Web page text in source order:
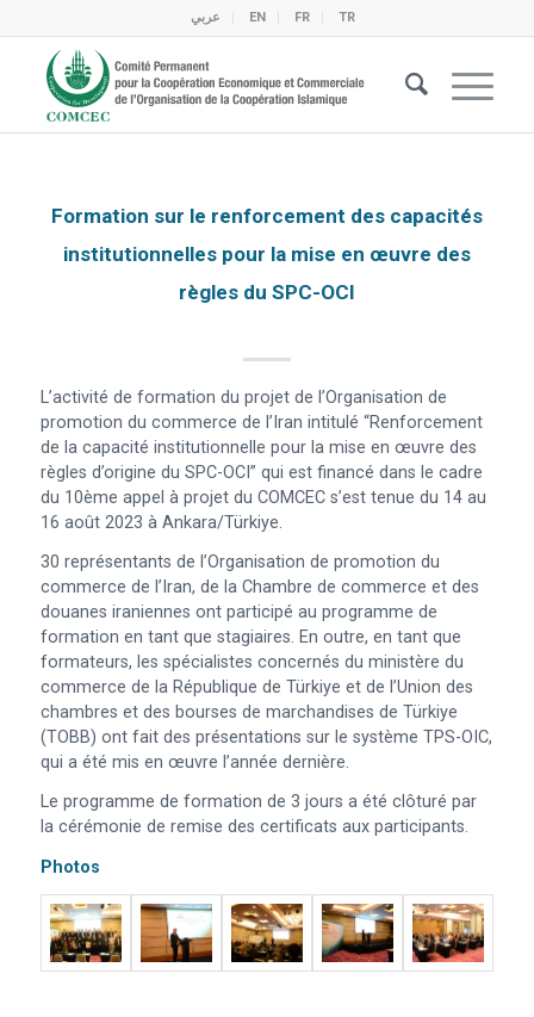
عربي EN FR TR
Formation sur le renforcement des capacités
institutionnelles pour la mise en œuvre des
règles du SPC-OCI
L’activité de formation du projet de l’Organisation de
promotion du commerce de l’Iran intitulé “Renforcement
de la capacité institutionnelle pour la mise en œuvre des
règles d’origine du SPC-OCI” qui est financé dans le cadre
du 10ème appel à projet du COMCEC s’est tenue du 14 au
16 août 2023 à Ankara/Türkiye.
30 représentants de l’Organisation de promotion du
commerce de l’Iran, de la Chambre de commerce et des
douanes iraniennes ont participé au programme de
formation en tant que stagiaires. En outre, en tant que
formateurs, les spécialistes concernés du ministère du
commerce de la République de Türkiye et de l’Union des
chambres et des bourses de marchandises de Türkiye
(TOBB) ont fait des présentations sur le système TPS-OIC,
qui a été mis en œuvre l’année dernière.
Le programme de formation de 3 jours a été clôturé par
la cérémonie de remise des certificats aux participants.
Photos